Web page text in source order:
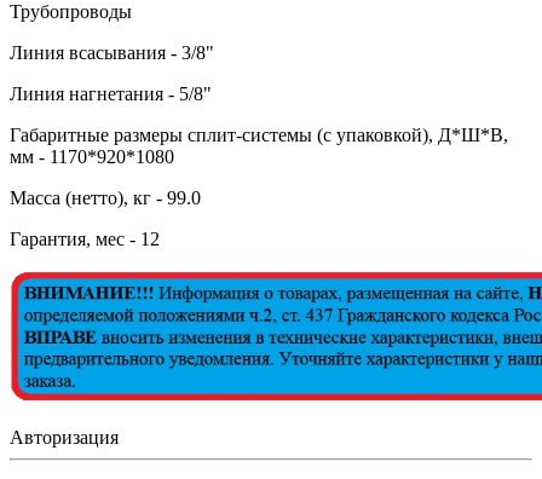
Трубопроводы
Линия всасывания - 3/8"
Линия нагнетания - 5/8"
Габаритные размеры сплит-системы (с упаковкой), Д*Ш*В,
мм - 1170*920*1080
Масса (нетто), кг - 99.0
Гарантия, мес - 12
Авторизация